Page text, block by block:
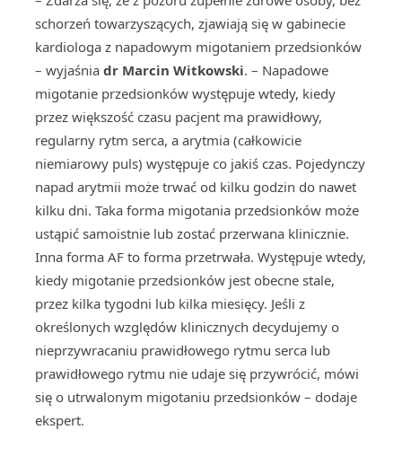
schorzeń towarzyszących, zjawiają się w gabinecie
kardiologa z napadowym migotaniem przedsionków
– wyjaśnia dr Marcin Witkowski. – Napadowe
migotanie przedsionków występuje wtedy, kiedy
przez większość czasu pacjent ma prawidłowy,
regularny rytm serca, a arytmia (całkowicie
niemiarowy puls) występuje co jakiś czas. Pojedynczy
napad arytmii może trwać od kilku godzin do nawet
kilku dni. Taka forma migotania przedsionków może
ustąpić samoistnie lub zostać przerwana klinicznie.
Inna forma AF to forma przetrwała. Występuje wtedy,
kiedy migotanie przedsionków jest obecne stale,
przez kilka tygodni lub kilka miesięcy. Jeśli z
określonych względów klinicznych decydujemy o
nieprzywracaniu prawidłowego rytmu serca lub
prawidłowego rytmu nie udaje się przywrócić, mówi
się o utrwalonym migotaniu przedsionków – dodaje
ekspert.